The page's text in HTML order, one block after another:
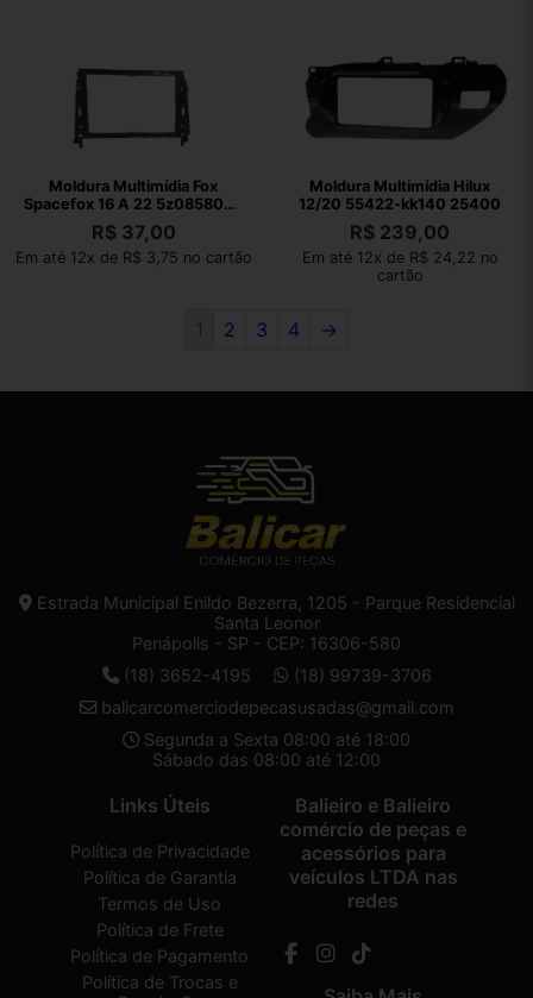
Moldura Multimídia Fox
Spacefox 16 A 22 5z0858089
Preto
R$37,00
Em até 12x de R$ 3,75 no cartão
Moldura Multimídia Hilux
12/20 55422-kk140 25400
R$ 239,00
Em até 12x de R$ 24,22 no
cartão
1 2 3 4 →
Estrada Municipal Enildo Bezerra, 1205 - Parque Residencial
Santa Leonor
Penápolis - SP - CEP: 16306-580
(18) 3652-4195
(18) 99739-3706
balicarcomerciodepecasusadas@gmail.com
Segunda a Sexta 08:00 até 18:00
Sábado das 08:00 até 12:00
Links Úteis
Política de Privacidade
Política de Garantia
Termos de Uso
Política de Frete
Política de Pagamento
Política de Trocas e
Balieiro e Balieiro
comércio de peças e
acessórios para
veículos LTDA nas
redes